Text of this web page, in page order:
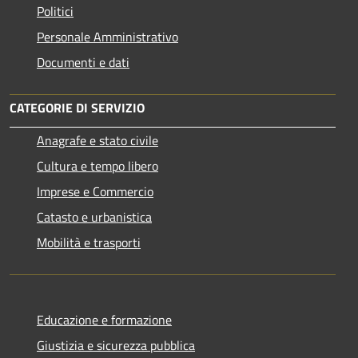
Politici
Personale Amministrativo
Documenti e dati
CATEGORIE DI SERVIZIO
Anagrafe e stato civile
Cultura e tempo libero
Imprese e Commercio
Catasto e urbanistica
Mobilità e trasporti
Educazione e formazione
Giustizia e sicurezza pubblica